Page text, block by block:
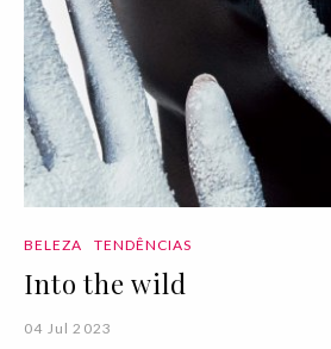
BELEZA TENDÊNCIAS
Into the wild
04 Jul 2023